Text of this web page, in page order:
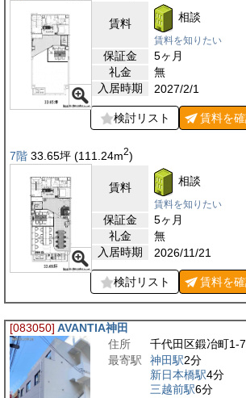
賃料 相談
賃料を知りたい
保証金
5ヶ月
礼金
無
入居時期
2027/2/1
検討リスト 賃料を
7階 33.65坪 (111.24m2)
賃料 相談
賃料を知りたい
保証金
5ヶ月
礼金
無
入居時期
2026/11/21
検討リスト 賃料を
[083050] AVANTIA神田
住所
千代田区鍛冶町1-
最寄駅
神田駅2分
新日本橋駅4分
三越前駅6分